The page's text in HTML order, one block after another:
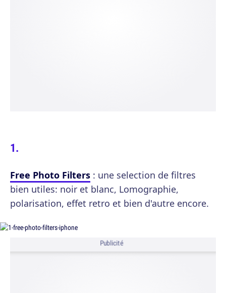
Free Photo Filters : une selection de filtres
bien utiles: noir et blanc, Lomographie,
polarisation, effet retro et bien d'autre encore.
Publicité